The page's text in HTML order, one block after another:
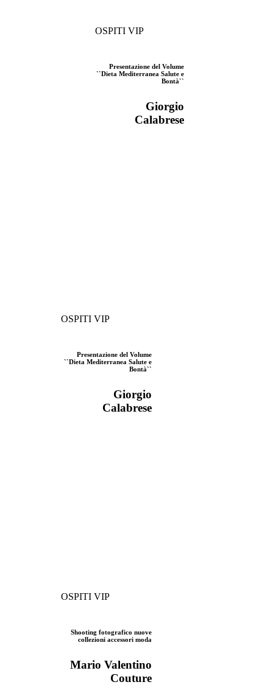
OSPITI VIP
Presentazione del Volume
``Dieta Mediterranea Salute e
Bontà``
Giorgio
Calabrese
OSPITI VIP
Presentazione del Volume
``Dieta Mediterranea Salute e
Bontà``
Giorgio
Calabrese
OSPITI VIP
Shooting fotografico nuove
collezioni accessori moda
Mario Valentino
Couture